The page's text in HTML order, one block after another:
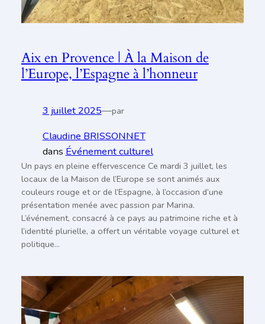
Aix en Provence | À la Maison de
l’Europe, l’Espagne à l’honneur
3 juillet 2025—par
Claudine BRISSONNET
dans Événement culturel
Un pays en pleine effervescence Ce mardi 3 juillet, les
locaux de la Maison de l’Europe se sont animés aux
couleurs rouge et or de l’Espagne, à l’occasion d’une
présentation menée avec passion par Marina.
L’événement, consacré à ce pays au patrimoine riche et à
l’identité plurielle, a offert un véritable voyage culturel et
politique…